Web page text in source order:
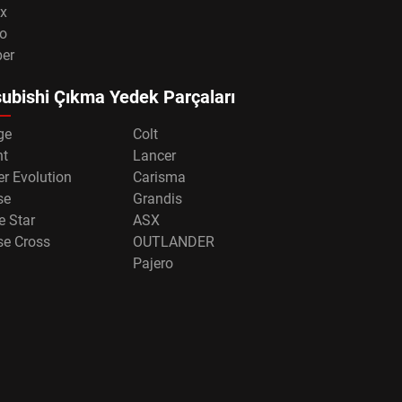
Çıkma Yedek Parçaları
Colt
Lancer
Evolution
Carisma
Grandis
Star
ASX
Cross
OUTLANDER
Pajero